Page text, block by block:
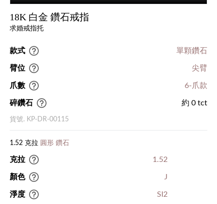
18K 白金 鑽石戒指
求婚戒指托
款式 單顆鑽石
臂位 尖臂
爪數 6-爪款
碎鑽石 約 0 tct
貨號. KP-DR-00115
1.52 克拉 圓形 鑽石
克拉 1.52
顏色 J
淨度 SI2